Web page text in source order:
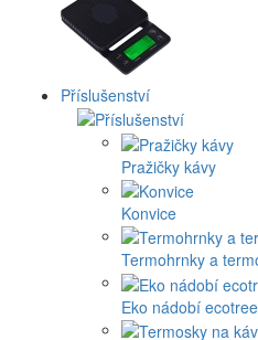
Příslušenství
Pražičky kávy
Konvice
Termohrnky a
Eko nádobí ecotree